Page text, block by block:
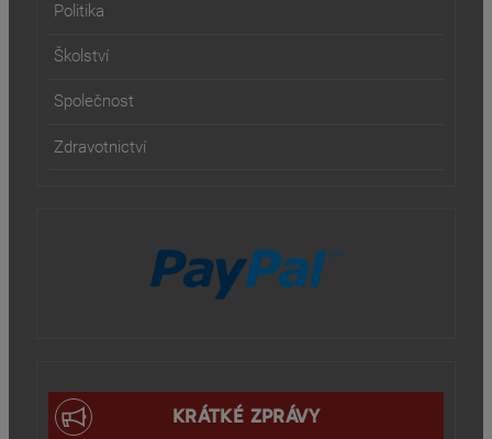
Politika
Školství
Společnost
Zdravotnictví
KRÁTKÉ ZPRÁVY